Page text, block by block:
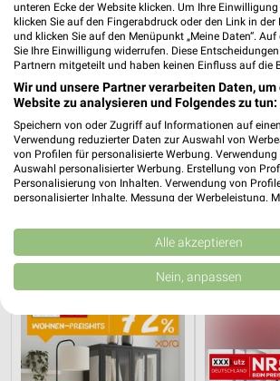
38,8 km
Noch
XXXLutz
unteren Ecke der Website klicken. Um Ihre
klicken Sie auf den Fingerabdruck oder den Link in der
und klicken Sie auf den Menüpunkt „Meine Daten“. Auf
Sie Ihre Einwilligung widerrufen. Diese
Partnern mitgeteilt und haben keinen Einfluss auf die
Wir und unsere Partner verarbeiten Daten,
Website zu analysieren und Folgendes zu tun:
Speichern von oder Zugriff auf Informationen auf
Verwendung reduzierter Daten zur Auswahl von
von Profilen für personalisierte Werbung.
Auswahl personalisierter Werbung. Erstellung von
Personalisierung von Inhalten. Verwendung von
personalisierter Inhalte. Messung der Werbeleistung.
Kombinationen von Daten aus verschiedenen
Verbesserung der Angebote. Verwendung reduzierter
von Inhalten.
Daten können außerhalb der Europäischen Union
USA gesendet werden.
Website/App.
Partnerliste anzeigen (1 IAB-Anbieter)
Wir nutzen Ihre Daten für folgende Zwecke:
Alle akzeptieren
Nein, anpassen